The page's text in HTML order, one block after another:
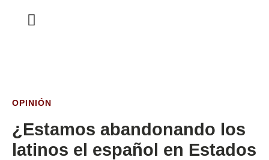
OPINIÓN
¿Estamos abandonando los
latinos el español en Estados